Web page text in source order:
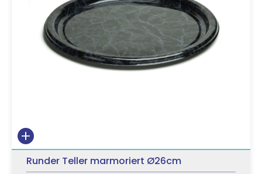
Runder Teller marmoriert Ø26cm